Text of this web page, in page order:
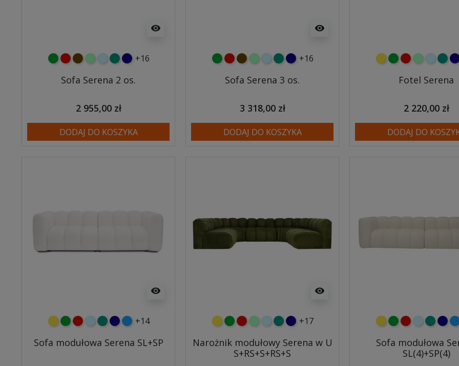
visibility
zielonyczerwony
czekoladowy
miętowybłękitnyturkusowy
granatowy
+16
Sofa Serena 2 os.
2 955,00 zł
DODAJ DO KOSZYKA
visibility
zielonyczerwony
czekoladowy
miętowybłękitnyturkusowy
granatowy
+16
Sofa Serena 3 os.
3 318,00 zł
DODAJ DO KOSZYKA
żółtyzielonyczerwony
miętowybłękitny
Fotel Serena
2 220,00 zł
DODAJ DO
visibility
żółtyzielonyczerwony
błękitnyturkusowy
granatowy
niebieski
+14
Sofa modułowa Serena SL+SP
visibility
żółtyzielonyczerwony
miętowybłękitnyturkusowy
granatowy
+17
Narożnik modułowy Serena w U
S+RS+S+RS+S
żółtyzielonyczerwony
błękitny
Sofa modułowa
SL(4)+SP(4)